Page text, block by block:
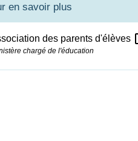
en savoir plus
des parents d'élèves
chargé de l'éducation